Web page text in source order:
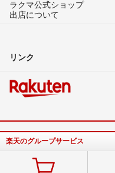
ラクマ公式ショップ
出店について
リンク
楽天のグループサービス